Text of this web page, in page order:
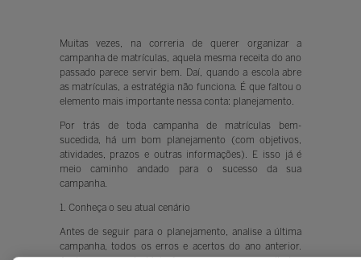
Muitas vezes, na correria de querer organizar a
campanha de matrículas, aquela mesma receita do ano
passado parece servir bem. Daí, quando a escola abre
as matrículas, a estratégia não funciona. É que faltou o
elemento mais importante nessa conta: planejamento.
Por trás de toda campanha de matrículas bem-
sucedida, há um bom planejamento (com objetivos,
atividades, prazos e outras informações). E isso já é
meio caminho andado para o sucesso da sua
campanha.
1. Conheça o seu atual cenário
Antes de seguir para o planejamento, analise a última
campanha, todos os erros e acertos do ano anterior.